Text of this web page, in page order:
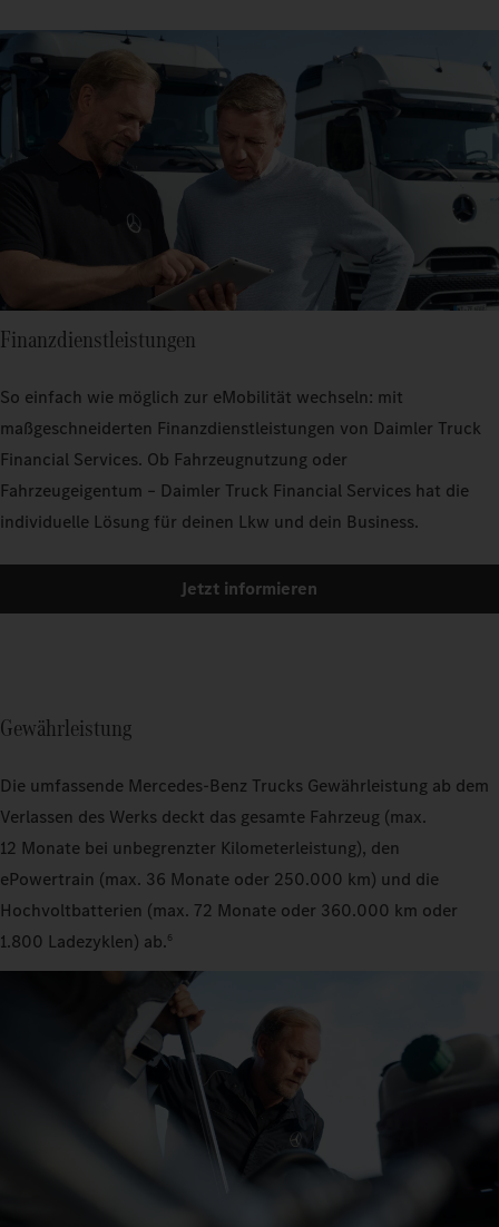
Finanzdienstleistungen
So einfach wie möglich zur eMobilität wechseln: mit
maßgeschneiderten Finanzdienstleistungen von Daimler Truck
Financial Services. Ob Fahrzeugnutzung oder
Fahrzeugeigentum – Daimler Truck Financial Services hat die
individuelle Lösung für deinen Lkw und dein Business.
Jetzt informieren
Gewährleistung
Die umfassende Mercedes‑Benz Trucks Gewährleistung ab dem
Verlassen des Werks deckt das gesamte Fahrzeug (max.
12 Monate bei unbegrenzter Kilometerleistung), den
ePowertrain (max. 36 Monate oder 250.000 km) und die
Hochvoltbatterien (max. 72 Monate oder 360.000 km oder
1.800 Ladezyklen) ab.6